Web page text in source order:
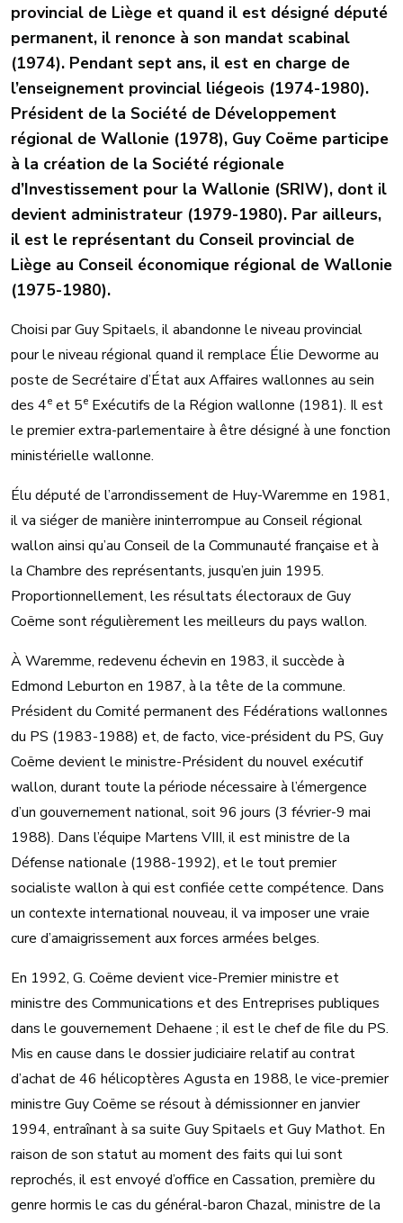
provincial de Liège et quand il est désigné député
permanent, il renonce à son mandat scabinal
(1974). Pendant sept ans, il est en charge de
l’enseignement provincial liégeois (1974-1980).
Président de la Société de Développement
régional de Wallonie (1978), Guy Coëme participe
à la création de la Société régionale
d’Investissement pour la Wallonie (SRIW), dont il
devient administrateur (1979-1980). Par ailleurs,
il est le représentant du Conseil provincial de
Liège au Conseil économique régional de Wallonie
(1975-1980).
Choisi par Guy Spitaels, il abandonne le niveau provincial
pour le niveau régional quand il remplace Élie Deworme au
poste de Secrétaire d’État aux Affaires wallonnes au sein
des 4e et 5e Exécutifs de la Région wallonne (1981). Il est
le premier extra-parlementaire à être désigné à une fonction
ministérielle wallonne.
Élu député de l’arrondissement de Huy-Waremme en 1981,
il va siéger de manière ininterrompue au Conseil régional
wallon ainsi qu’au Conseil de la Communauté française et à
la Chambre des représentants, jusqu’en juin 1995.
Proportionnellement, les résultats électoraux de Guy
Coëme sont régulièrement les meilleurs du pays wallon.
À Waremme, redevenu échevin en 1983, il succède à
Edmond Leburton en 1987, à la tête de la commune.
Président du Comité permanent des Fédérations wallonnes
du PS (1983-1988) et, de facto, vice-président du PS, Guy
Coëme devient le ministre-Président du nouvel exécutif
wallon, durant toute la période nécessaire à l’émergence
d’un gouvernement national, soit 96 jours (3 février-9 mai
1988). Dans l’équipe Martens VIII, il est ministre de la
Défense nationale (1988-1992), et le tout premier
socialiste wallon à qui est confiée cette compétence. Dans
un contexte international nouveau, il va imposer une vraie
cure d’amaigrissement aux forces armées belges.
En 1992, G. Coëme devient vice-Premier ministre et
ministre des Communications et des Entreprises publiques
dans le gouvernement Dehaene ; il est le chef de file du PS.
Mis en cause dans le dossier judiciaire relatif au contrat
d’achat de 46 hélicoptères Agusta en 1988, le vice-premier
ministre Guy Coëme se résout à démissionner en janvier
1994, entraînant à sa suite Guy Spitaels et Guy Mathot. En
raison de son statut au moment des faits qui lui sont
reprochés, il est envoyé d’office en Cassation, première du
genre hormis le cas du général-baron Chazal, ministre de la